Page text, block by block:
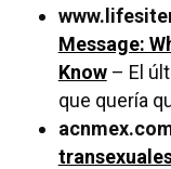
Message:
Know– El
que quería